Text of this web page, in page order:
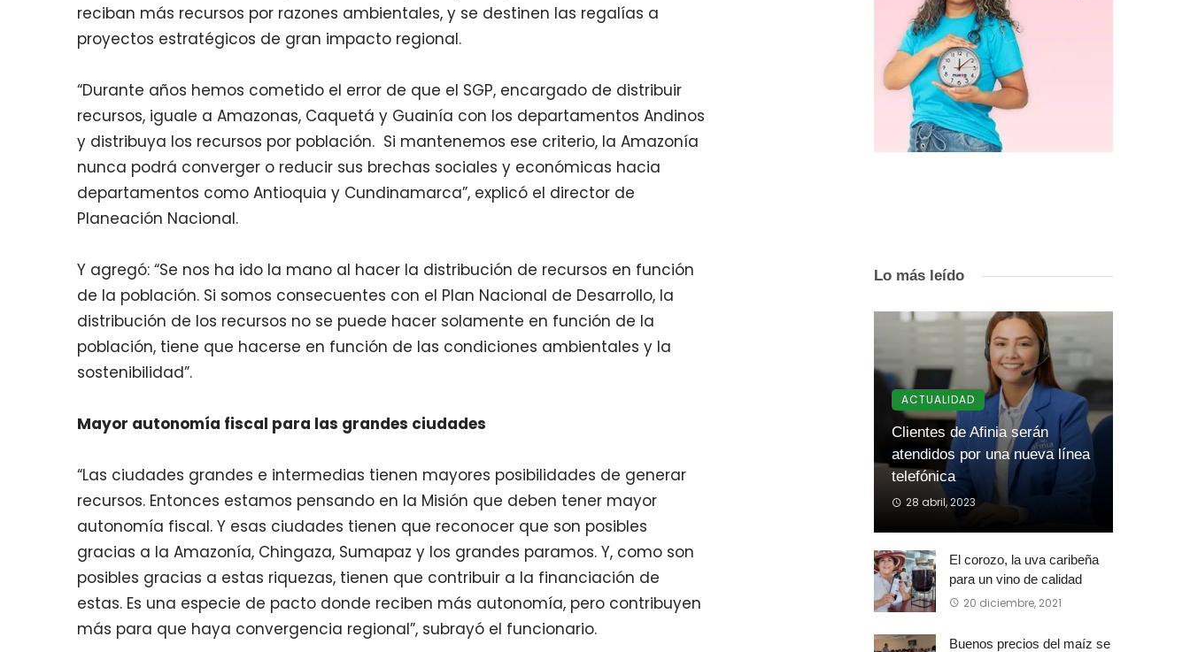
reciban más recursos por razones ambientales, y se destinen las regalías a
proyectos estratégicos de gran impacto regional.
“Durante años hemos cometido el error de que el SGP, encargado de distribuir
recursos, iguale a Amazonas, Caquetá y Guainía con los departamentos Andinos
y distribuya los recursos por población. Si mantenemos ese criterio, la Amazonía
nunca podrá converger o reducir sus brechas sociales y económicas hacia
departamentos como Antioquia y Cundinamarca”, explicó el director de
Planeación Nacional.
Y agregó: “Se nos ha ido la mano al hacer la distribución de recursos en función
de la población. Si somos consecuentes con el Plan Nacional de Desarrollo, la
distribución de los recursos no se puede hacer solamente en función de la
población, tiene que hacerse en función de las condiciones ambientales y la
sostenibilidad”.
Mayor autonomía fiscal para las grandes ciudades
“Las ciudades grandes e intermedias tienen mayores posibilidades de generar
recursos. Entonces estamos pensando en la Misión que deben tener mayor
autonomía fiscal. Y esas ciudades tienen que reconocer que son posibles
gracias a la Amazonía, Chingaza, Sumapaz y los grandes paramos. Y, como son
posibles gracias a estas riquezas, tienen que contribuir a la financiación de
estas. Es una especie de pacto donde reciben más autonomía, pero contribuyen
más para que haya convergencia regional”, subrayó el funcionario.
Lo más leído
ACTUALIDAD
Clientes de Afinia serán
atendidos por una nueva línea
telefónica
28 abril, 2023
El corozo, la uva caribeña
para un vino de calidad
20 diciembre, 2021
Buenos precios del maíz se